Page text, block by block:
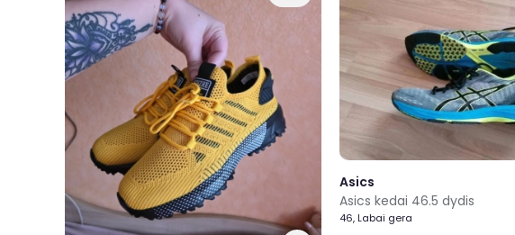
Asics
Asics kedai 46.5 dydis
46, Labai gera